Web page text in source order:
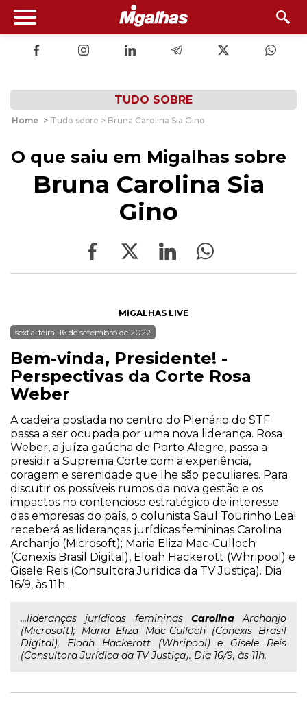
TUDO SOBRE
Home > Tudo sobre > Bruna Carolina Sia Gino
O que saiu em Migalhas sobre
Bruna Carolina Sia
Gino
MIGALHAS LIVE
sexta-feira, 16 de setembro de 2022
Bem-vinda, Presidente! -
Perspectivas da Corte Rosa
Weber
A cadeira postada no centro do Plenário do STF
passa a ser ocupada por uma nova liderança. Rosa
Weber, a juíza gaúcha de Porto Alegre, passa a
presidir a Suprema Corte com a experiência,
coragem e serenidade que lhe são peculiares. Para
discutir os possíveis rumos da nova gestão e os
impactos no contencioso estratégico de interesse
das empresas do país, o colunista Saul Tourinho Leal
receberá as lideranças jurídicas femininas Carolina
Archanjo (Microsoft); Maria Eliza Mac-Culloch
(Conexis Brasil Digital), Eloah Hackerott (Whripool) e
Gisele Reis (Consultora Jurídica da TV Justiça). Dia
16/9, às 11h.
...lideranças jurídicas femininas CarolinaArchanjo
(Microsoft); Maria Eliza Mac-Culloch (Conexis Brasil
Digital), Eloah Hackerott (Whripool) e Gisele Reis
(Consultora Jurídica da TV Justiça). Dia 16/9, às 11h.